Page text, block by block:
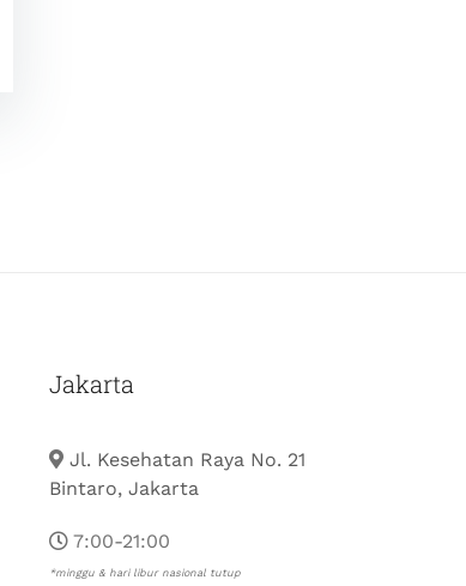
Jakarta
Jl. Kesehatan Raya No. 21
Bintaro, Jakarta
7:00-21:00
*minggu & hari libur nasional tutup